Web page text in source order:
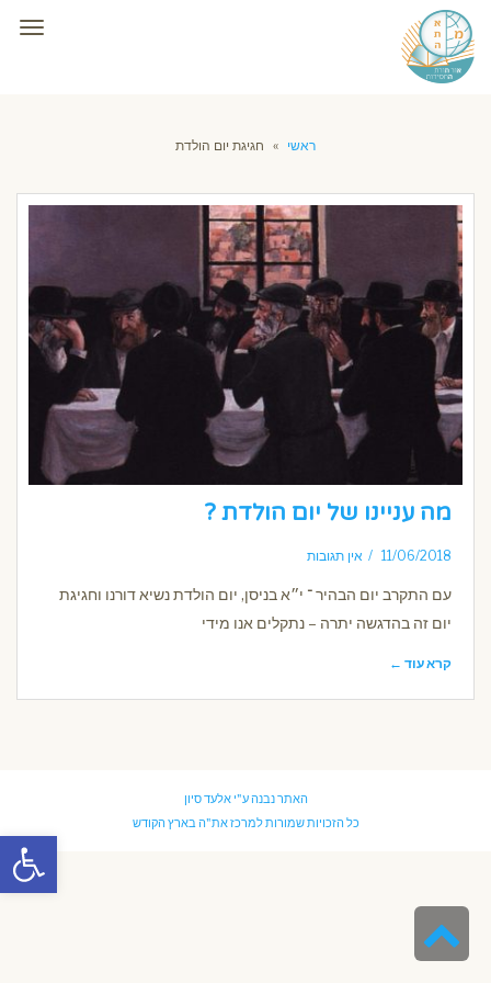
פתח
ראשי » חגיגת יום הולדת
מה עניינו של יום הולדת ?
11/06/2018 אין תגובות
עם התקרב יום הבהיר ־ י״א בניסן, יום הולדת נשיא דורנו וחגיגת
יום זה בהדגשה יתרה – נתקלים אנו מידי
קרא עוד ←
האתר נבנה ע"יאלעד סיון
כל הזכויות שמורות למרכז את"ה בארץ הקודש
לראש